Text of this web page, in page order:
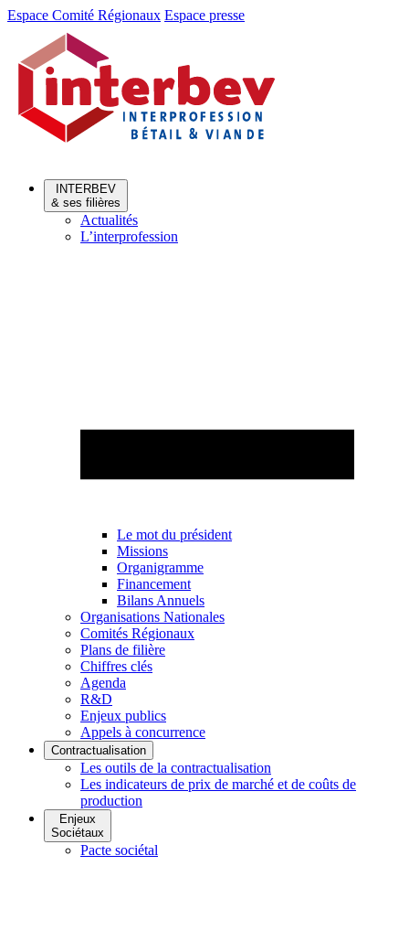
Aller
Aller
contenu
Espace Comité Régionaux Espace presse
INTERBEV
& ses filières
Actualités
L’interprofession
Le mot du président
Missions
Organigramme
Financement
Bilans Annuels
Organisations Nationales
Comités Régionaux
Plans de filière
Chiffres clés
Agenda
R&D
Enjeux publics
Appels à concurrence
Contractualisation
Les outils de la contractualisation
Les indicateurs de prix de marché et de coûts de
production
Enjeux
Sociétaux
Pacte sociétal